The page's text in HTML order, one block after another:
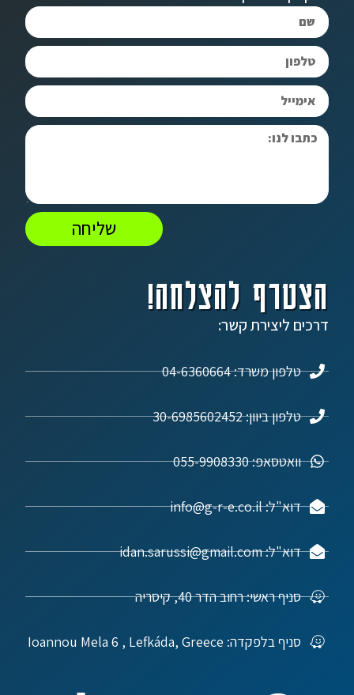
הצטרף להצלחה!
דרכים ליצירת קשר:
טלפון משרד: 04-6360664
טלפון ביוון: 30-6985602452
וואטסאפ: 055-9908330
דוא"ל: info@g-r-e.co.il
דוא"ל: idan.sarussi@gmail.com
סניף ראשי: רחוב הדר 40, קיסריה
סניף בלפקדה: Ioannou Mela 6 , Lefkáda, Greece
שליחה